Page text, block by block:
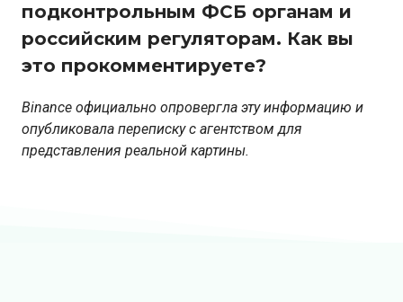
подконтрольным ФСБ органам и
российским регуляторам. Как вы
это прокомментируете?
Binance официально опровергла эту информацию и
опубликовала переписку с агентством для
представления реальной картины.